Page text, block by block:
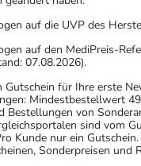
auf die UVP des
auf den MediPreis-
07.08.2026).
Gutschein für Ihre erste
Mindestbestellwert
Bestellungen von
sind vom
Kunde nur ein
Sonderpreisen und